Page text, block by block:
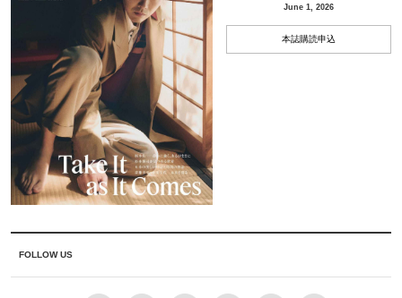
June 1, 2026
本誌購読申込
FOLLOW US